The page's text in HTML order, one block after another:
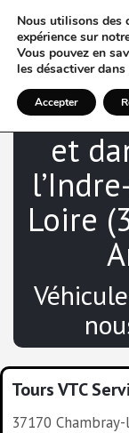
VTC à
et
Loire
Tours VTC
37170 Chambray-
Nous utilisons des
expérience sur
Vous pouvez en
les désactiver dans
Accepter